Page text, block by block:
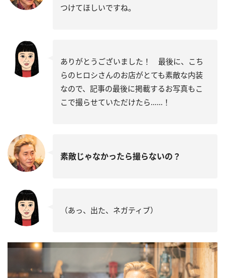
つけてほしいですね。
ありがとうございました！ 最後に、こち
らのヒロシさんのお店がとても素敵な内装
なので、記事の最後に掲載するお写真もこ
こで撮らせていただけたら……！
素敵じゃなかったら撮らないの？
（あっ、出た、ネガティブ）